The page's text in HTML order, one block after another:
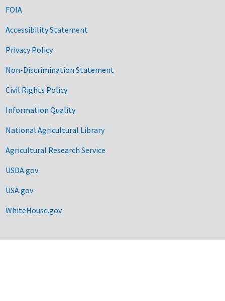
FOIA
Accessibility Statement
Privacy Policy
Non-Discrimination Statement
Civil Rights Policy
Information Quality
National Agricultural Library
Agricultural Research Service
USDA.gov
USA.gov
WhiteHouse.gov